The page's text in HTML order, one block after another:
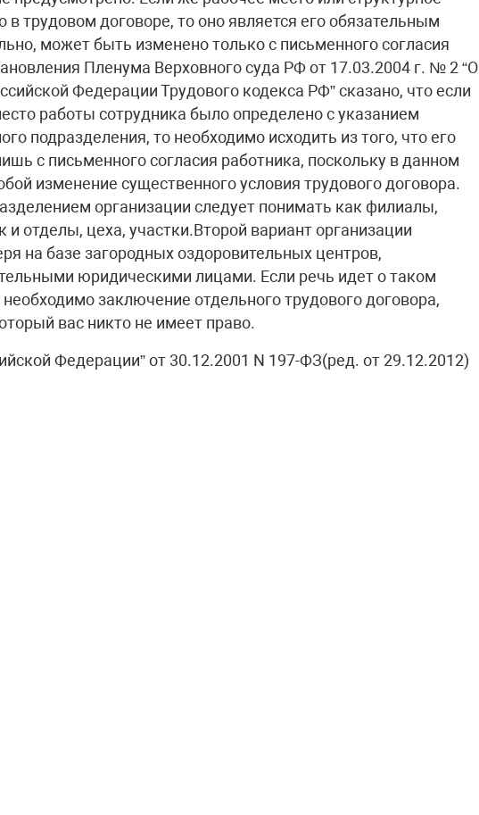
в трудовом договоре, то оно является его обязательным
может быть изменено только с письменного согласия
Пленума Верховного суда РФ от 17.03.2004 г. № 2 “О
Федерации Трудового кодекса РФ” сказано, что если
работы сотрудника было определено с указанием
подразделения, то необходимо исходить из того, что его
с письменного согласия работника, поскольку в данном
изменение существенного условия трудового договора.
организации следует понимать как филиалы,
и отделы, цеха, участки.Второй вариант организации
на базе загородных оздоровительных центров,
юридическими лицами. Если речь идет о таком
необходимо заключение отдельного трудового договора,
вас никто не имеет право.
Федерации” от 30.12.2001 N 197-ФЗ(ред. от 29.12.2012)